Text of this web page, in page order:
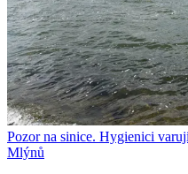
Pozor na sinice. Hygienici
Mlýnů